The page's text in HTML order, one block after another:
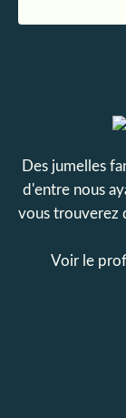
Des jumelles
d'entre nous
vous trouverez
Voir le